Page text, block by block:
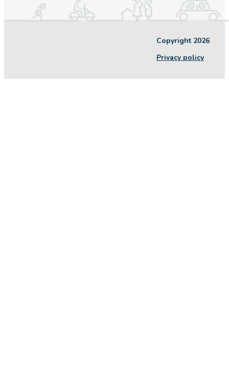
Copyright 2026
Privacy policy